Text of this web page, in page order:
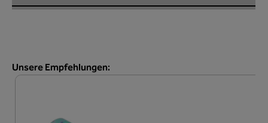
Produktgalerie überspringen
Unsere Empfehlungen: